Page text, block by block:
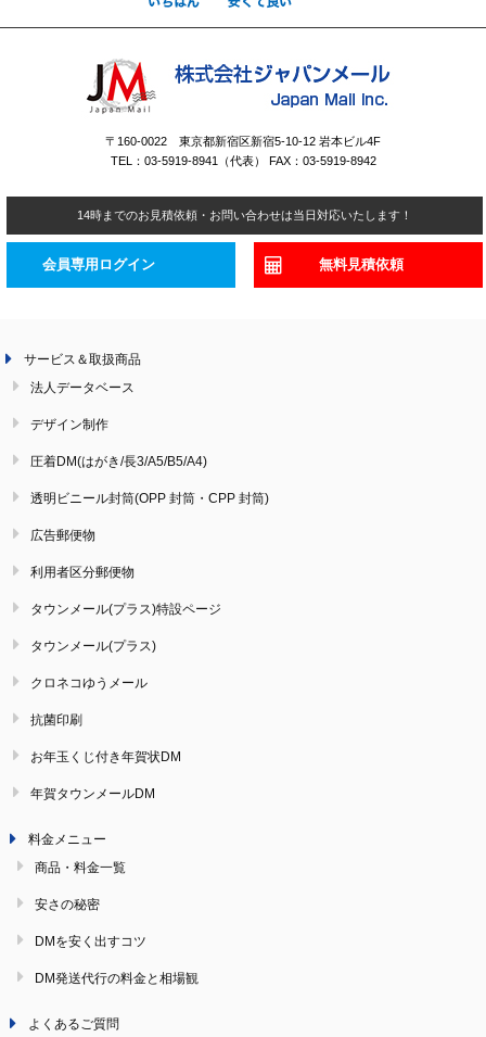
〒160-0022 東京都新宿区新宿5-10-12 岩本ビル4F
TEL：03-5919-8941（代表） FAX：03-5919-8942
14時までのお見積依頼・お問い合わせは当日対応いたします！
会員専用ログイン 無料見積依頼
サービス＆取扱商品
法人データベース
デザイン制作
圧着DM(はがき/長3/A5/B5/A4)
透明ビニール封筒(OPP 封筒・CPP 封筒)
広告郵便物
利用者区分郵便物
タウンメール(プラス)特設ページ
タウンメール(プラス)
クロネコゆうメール
抗菌印刷
お年玉くじ付き年賀状DM
年賀タウンメールDM
料金メニュー
商品・料金一覧
安さの秘密
DMを安く出すコツ
DM発送代行の料金と相場観
よくあるご質問